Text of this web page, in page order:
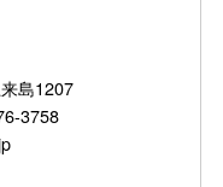
島1207
3758